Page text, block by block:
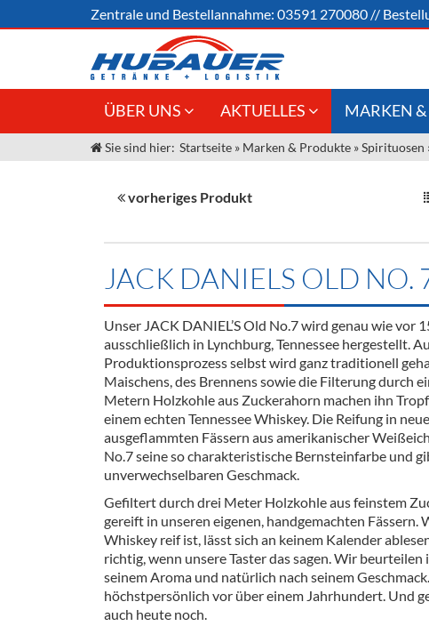
Zentrale und Bestellannahme: 03591 270080 //
ÜBER UNS
Jobs
Unser Liefergebiet
AKTUELLES
Angebote Gastronomie &
Innovation - Die Neue Art des
Termine
MARKEN
Weine &
Alkoholfreie
Öle &
Kaffee
Barzubehör
Equipment
Ausschankwagen
Kühlanhänger
Theken + Zubehör
Sie sind hier: Startseite » Marken & Produkte »Spirituosen
vorheriges Produkt
JACK DANIELS OLD NO.
Unser JACK DANIEL’S Old No.7 wird genau wie vor
ausschließlich in Lynchburg, Tennessee hergestellt.
Produktionsprozess selbst wird ganz traditionell
Maischens, des Brennens sowie die Filterung durch
Metern Holzkohle aus Zuckerahorn machen ihn
einem echten Tennessee Whiskey. Die Reifung in
ausgeflammten Fässern aus amerikanischer
No.7 seine so charakteristische Bernsteinfarbe und
unverwechselbaren Geschmack.
Gefiltert durch drei Meter Holzkohle aus feinstem
gereift in unseren eigenen, handgemachten Fässern.
Whiskey reif ist, lässt sich an keinem Kalender
richtig, wenn unsere Taster das sagen. Wir beurteilen
seinem Aroma und natürlich nach seinem
höchstpersönlich vor über einem Jahrhundert. Und
auch heute noch.